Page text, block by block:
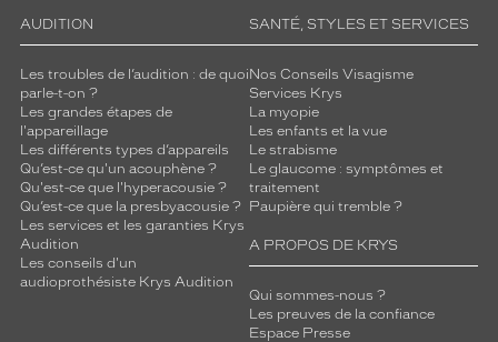
AUDITION
Les troubles de l’audition : de quoi
parle-t-on ?
Les grandes étapes de
l'appareillage
Les différents types d’appareils
Qu’est-ce qu'un acouphène ?
Qu'est-ce que l'hyperacousie ?
Qu’est-ce que la presbyacousie ?
Les services et les garanties Krys
Audition
Les conseils d'un
audioprothésiste Krys Audition
SANTÉ, STYLES ET SERVICES
Nos Conseils Visagisme
Services Krys
La myopie
Les enfants et la vue
Le strabisme
Le glaucome : symptômes et
traitement
Paupière qui tremble ?
A PROPOS DE KRYS
Qui sommes-nous ?
Les preuves de la confiance
Espace Presse